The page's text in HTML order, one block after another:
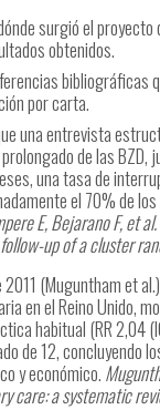
surgió el
obtenidos.
bibliográficas
por carta.
una entrevista
de las
una tasa de
el 70% de
E, Bejarano F, et
up of a cluster
(Muguntham et
en el Reino Unido,
habitual (RR 2,04
de 12,
y económico.
care: a systematic